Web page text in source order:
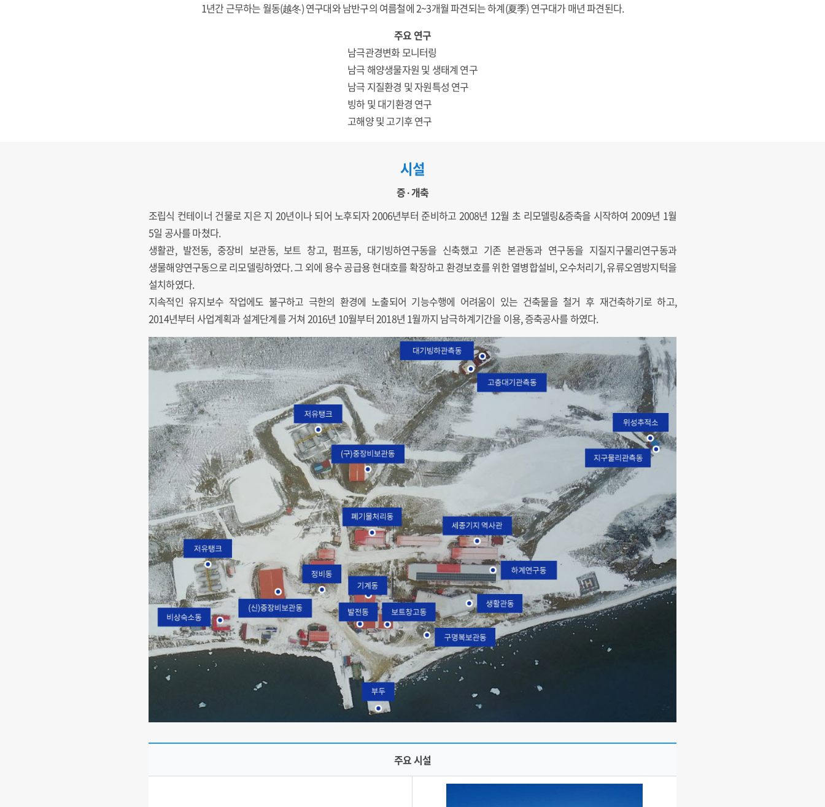
1년간 근무하는 월동(越冬) 연구대와 남반구의 여름철에 2~3개월 파견되는 하계(夏季) 연구대가 매년 파견된다.
주요 연구
남극관경변화 모니터링
남극 해양생물자원 및 생태계 연구
남극 지질환경 및 자원특성 연구
빙하 및 대기환경 연구
고해양 및 고기후 연구
시설
증 ∙ 개축
조립식 컨테이너 건물로 지은 지 20년이나 되어 노후되자 2006년부터 준비하고 2008년 12월 초 리모델링&증축을 시작하여 2009년 1월
5일 공사를 마쳤다.
생활관, 발전동, 중장비 보관동, 보트 창고, 펌프동, 대기빙하연구동을 신축했고 기존 본관동과 연구동을 지질지구물리연구동과
생물해양연구동으로 리모델링하였다. 그 외에 용수 공급용 현대호를 확장하고 환경보호를 위한 열병합설비, 오수처리기, 유류오염방지턱을
설치하였다.
지속적인 유지보수 작업에도 불구하고 극한의 환경에 노출되어 기능수행에 어려움이 있는 건축물을 철거 후 재건축하기로 하고,
2014년부터 사업계획과 설계단계를 거쳐 2016년 10월부터 2018년 1월까지 남극하계기간을 이용, 증축공사를 하였다.
주요 시설